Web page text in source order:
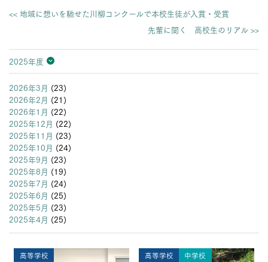
<< 地域に想いを馳せた川柳コンクールで本校生徒が入賞・受賞
先輩に聞く 高校生のリアル >>
2025年度
2026年度
2025年度
2024年度
2023年度
2022年度
2021年度
2020年度
2019年度
2018年度
2017年度
2016年度
2015年度
2014年度
2013年度
2026年3月 (23)
2026年2月 (21)
2026年1月 (22)
2025年12月 (22)
2025年11月 (23)
2025年10月 (24)
2025年9月 (23)
2025年8月 (19)
2025年7月 (24)
2025年6月 (25)
2025年5月 (23)
2025年4月 (25)
高等学校 高等学校 中学校